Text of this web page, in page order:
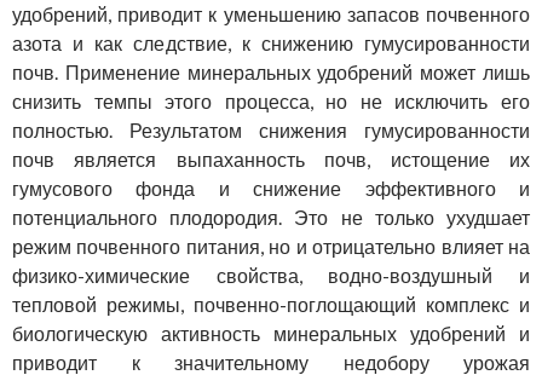
удобрений, приводит к уменьшению запасов почвенного
азота и как следствие, к снижению гумусированности
почв. Применение минеральных удобрений может лишь
снизить темпы этого процесса, но не исключить его
полностью. Результатом снижения гумусированности
почв является выпаханность почв, истощение их
гумусового фонда и снижение эффективного и
потенциального плодородия. Это не только ухудшает
режим почвенного питания, но и отрицательно влияет на
физико-химические свойства, водно-воздушный и
тепловой режимы, почвенно-поглощающий комплекс и
биологическую активность минеральных удобрений и
приводит к значительному недобору урожая